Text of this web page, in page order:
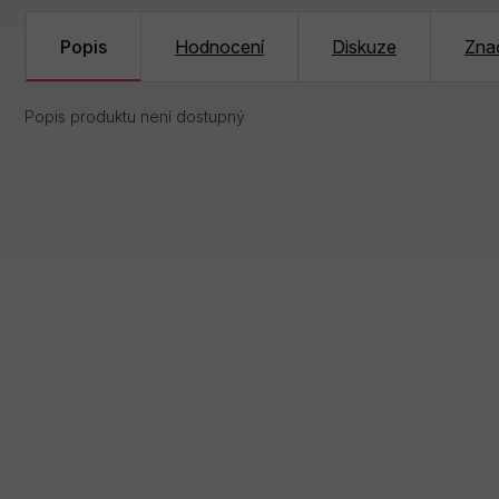
Popis Hodnocení Diskuze
Popis produktu není dostupný